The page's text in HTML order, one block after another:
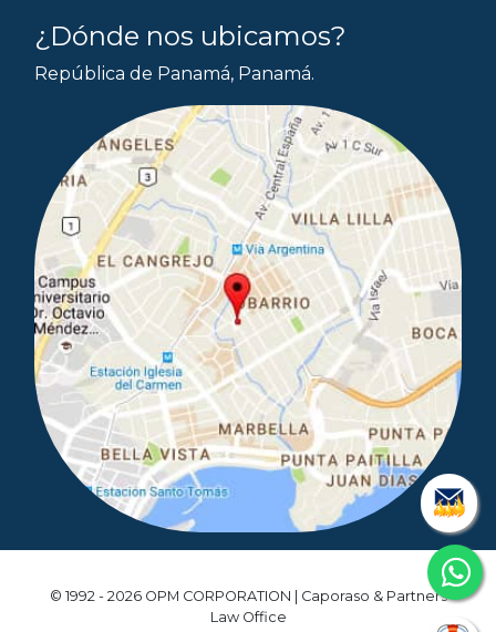
¿Dónde nos ubicamos?
República de Panamá, Panamá.
© 1992 - 2026 OPM CORPORATION | Caporaso & Partners
Law Office